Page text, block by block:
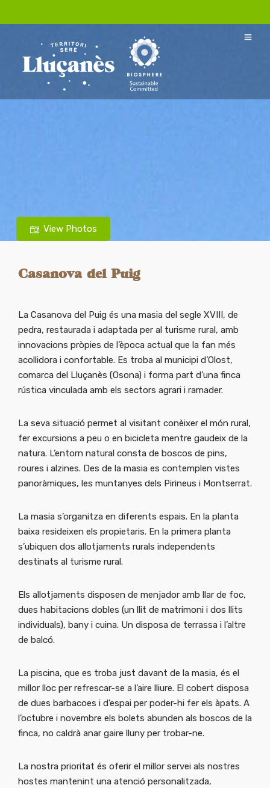
View Photos
Casanova del Puig
La Casanova del Puig és una masia del segle XVIII, de
pedra, restaurada i adaptada per al turisme rural, amb
innovacions pròpies de l’època actual que la fan més
acollidora i confortable. Es troba al municipi d’Olost,
comarca del Lluçanès (Osona) i forma part d’una finca
rústica vinculada amb els sectors agrari i ramader.
La seva situació permet al visitant conèixer el món rural,
fer excursions a peu o en bicicleta mentre gaudeix de la
natura. L’entorn natural consta de boscos de pins,
roures i alzines. Des de la masia es contemplen vistes
panoràmiques, les muntanyes dels Pirineus i Montserrat.
La masia s’organitza en diferents espais. En la planta
baixa resideixen els propietaris. En la primera planta
s’ubiquen dos allotjaments rurals independents
destinats al turisme rural.
Els allotjaments disposen de menjador amb llar de foc,
dues habitacions dobles (un llit de matrimoni i dos llits
individuals), bany i cuina. Un disposa de terrassa i l’altre
de balcó.
La piscina, que es troba just davant de la masia, és el
millor lloc per refrescar-se a l’aire lliure. El cobert disposa
de dues barbacoes i d’espai per poder-hi fer els àpats. A
l’octubre i novembre els bolets abunden als boscos de la
finca, no caldrà anar gaire lluny per trobar-ne.
La nostra prioritat és oferir el millor servei als nostres
hostes mantenint una atenció personalitzada,